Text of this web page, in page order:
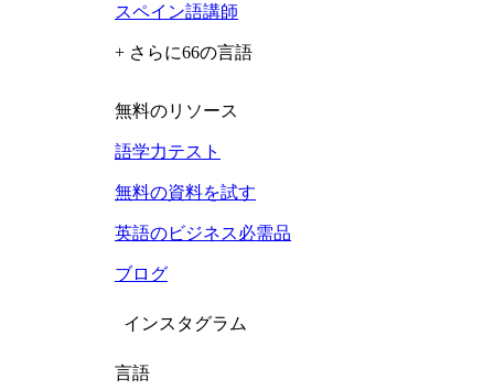
スペイン語講師
+ さらに66の言語
無料のリソース
語学力テスト
無料の資料を試す
英語のビジネス必需品
ブログ
インスタグラム
言語